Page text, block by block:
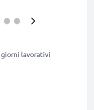
giorni lavorativi